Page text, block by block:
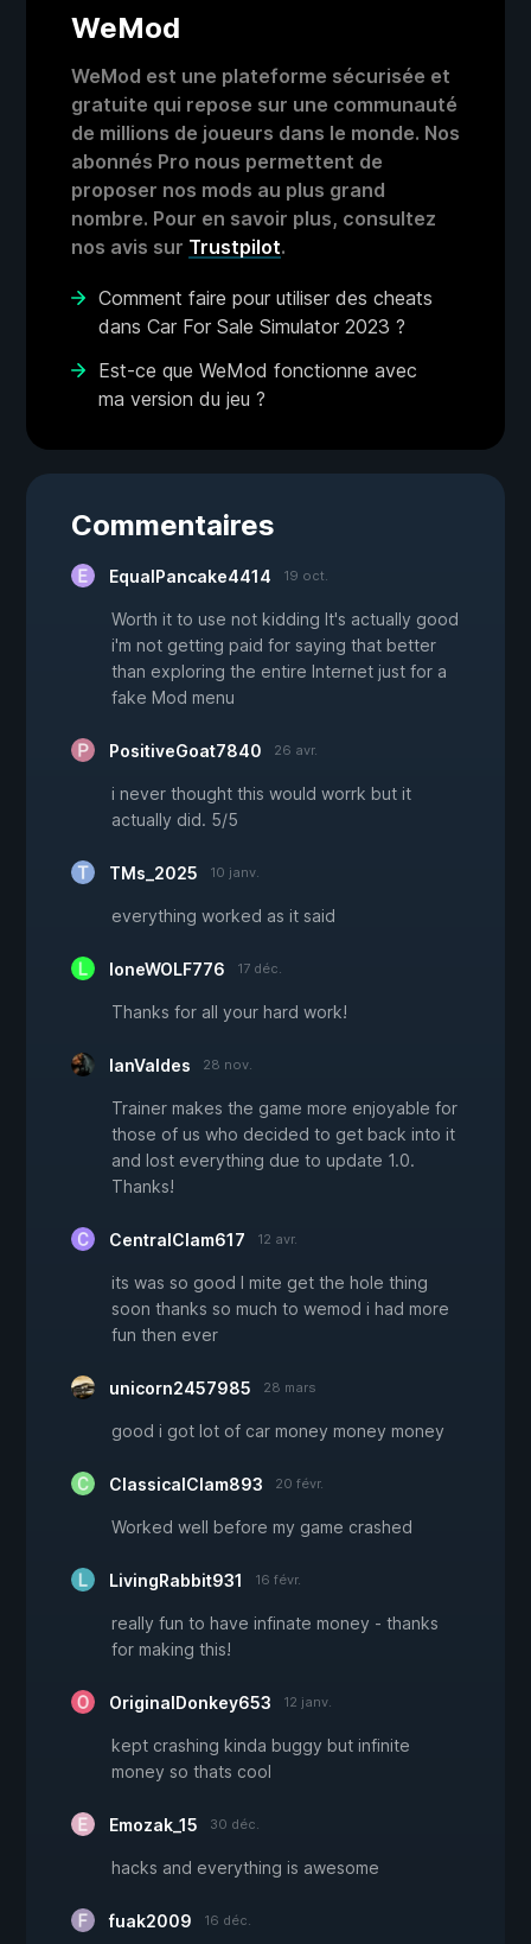
WeMod
WeMod est une plateforme sécurisée et
gratuite qui repose sur une communauté
de millions de joueurs dans le monde. Nos
abonnés Pro nous permettent de
proposer nos mods au plus grand
nombre. Pour en savoir plus, consultez
nos avis sur Trustpilot.
Comment faire pour utiliser des cheats
dans Car For Sale Simulator 2023 ?
Est-ce que WeMod fonctionne avec
ma version du jeu ?
Commentaires
EqualPancake4414 19 oct.
Worth it to use not kidding It's actually good
i'm not getting paid for saying that better
than exploring the entire Internet just for a
fake Mod menu
PositiveGoat7840 26 avr.
i never thought this would worrk but it
actually did. 5/5
TMs_2025 10 janv.
everything worked as it said
loneWOLF776 17 déc.
Thanks for all your hard work!
IanValdes 28 nov.
Trainer makes the game more enjoyable for
those of us who decided to get back into it
and lost everything due to update 1.0.
Thanks!
CentralClam617 12 avr.
its was so good I mite get the hole thing
soon thanks so much to wemod i had more
fun then ever
unicorn2457985 28 mars
good i got lot of car money money money
ClassicalClam893 20 févr.
Worked well before my game crashed
LivingRabbit931 16 févr.
really fun to have infinate money - thanks
for making this!
OriginalDonkey653 12 janv.
kept crashing kinda buggy but infinite
money so thats cool
Emozak_15 30 déc.
hacks and everything is awesome
fuak2009 16 déc.